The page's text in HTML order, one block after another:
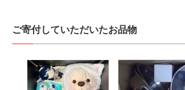
ご寄付していただいたお品物